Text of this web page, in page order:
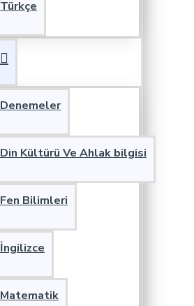
Türkçe
Denemeler
Din Kültürü Ve Ahlak bilgisi
Fen Bilimleri
İngilizce
Matematik